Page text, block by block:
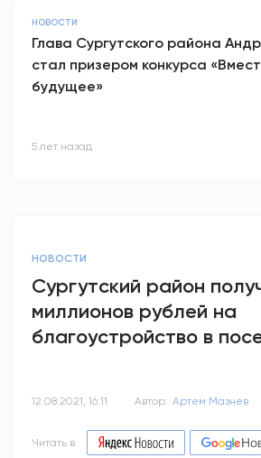
НОВОСТИ
Глава Сургутского района
стал призером конкурса
будущее»
5 лет назад
НОВОСТИ
Сургутский район
миллионов рублей на
благоустройство в
12.08.2021, 16:11 Автор: Артем Мазнев
Читать в